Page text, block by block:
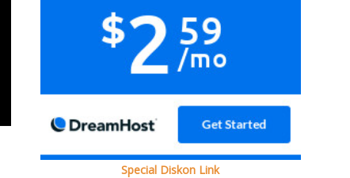
Special Diskon Link